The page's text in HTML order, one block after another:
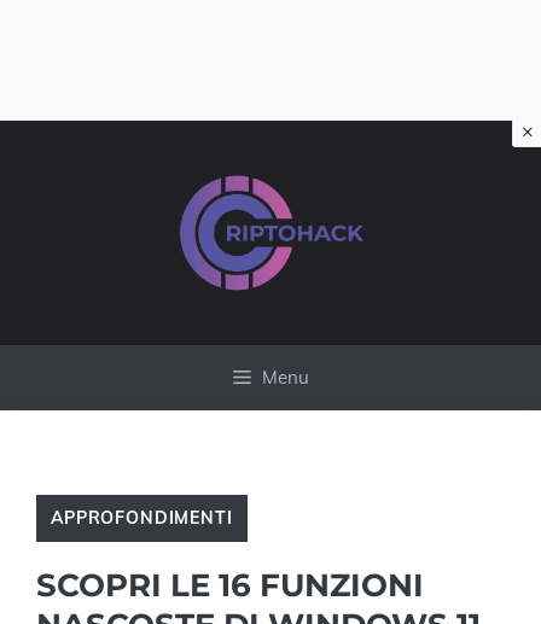
Menu
APPROFONDIMENTI
SCOPRI LE 16 FUNZIONI
×